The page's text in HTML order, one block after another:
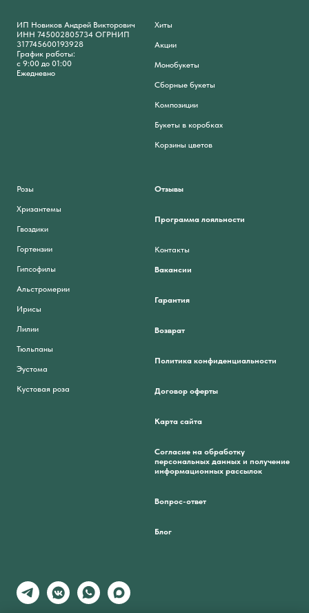
ИП Новиков Андрей Викторович
ИНН 745002805734 ОГРНИП
317745600193928
График работы:
с 9:00 до 01:00
Ежедневно
Хиты
Акции
Монобукеты
Сборные букеты
Композиции
Букеты в коробках
Корзины цветов
Розы
Хризантемы
Гвоздики
Гортензии
Гипсофилы
Альстромерии
Ирисы
Лилии
Тюльпаны
Эустома
Кустовая роза
Отзывы
Программа лояльности
Контакты
Вакансии
Гарантия
Возврат
Политика конфиденциальности
Договор оферты
Карта сайта
Согласие на обработку
персональных данных и получение
информационных рассылок
Вопрос-ответ
Блог